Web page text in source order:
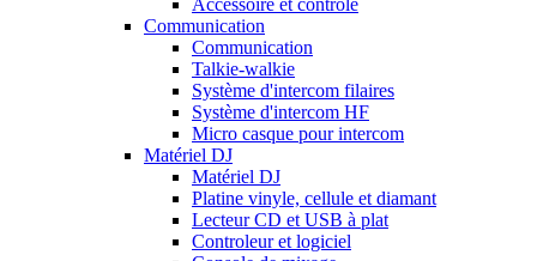
Accessoire et contrôle
Communication
Communication
Talkie-walkie
Système d'intercom filaires
Système d'intercom HF
Micro casque pour intercom
Matériel DJ
Matériel DJ
Platine vinyle, cellule et diamant
Lecteur CD et USB à plat
Controleur et logiciel